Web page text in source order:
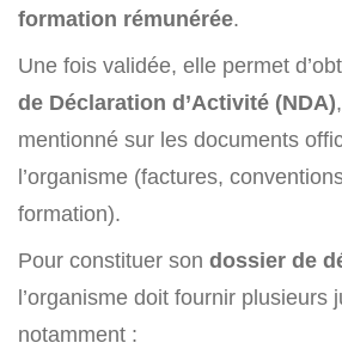
formation rémunérée.
Une fois validée, elle permet
de Déclaration d’Activité (NDA)
mentionné sur les documents
l’organisme (factures,
formation).
Pour constituer son dossier de
l’organisme doit fournir plusieurs
notamment :